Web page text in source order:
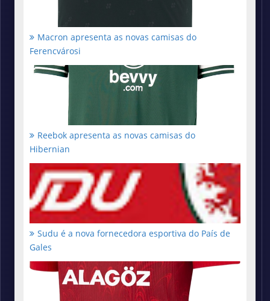
Macron apresenta as novas camisas do
Ferencvárosi
Reebok apresenta as novas camisas do
Hibernian
Sudu é a nova fornecedora esportiva do País de
Gales